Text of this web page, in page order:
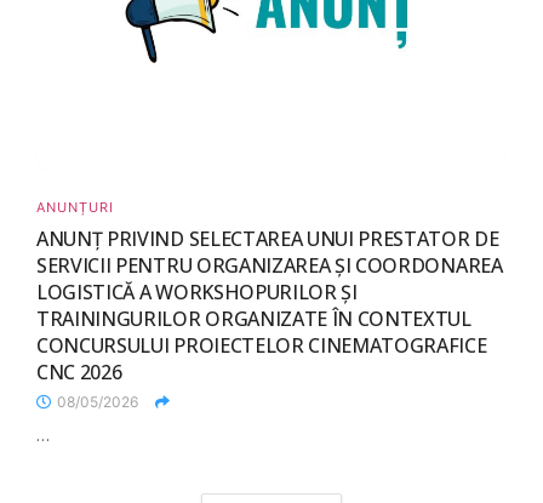
ANUNȚURI
ANUNȚ PRIVIND SELECTAREA UNUI PRESTATOR DE
SERVICII PENTRU ORGANIZAREA ȘI COORDONAREA
LOGISTICĂ A WORKSHOPURILOR ȘI
TRAININGURILOR ORGANIZATE ÎN CONTEXTUL
CONCURSULUI PROIECTELOR CINEMATOGRAFICE
CNC 2026
08/05/2026
...